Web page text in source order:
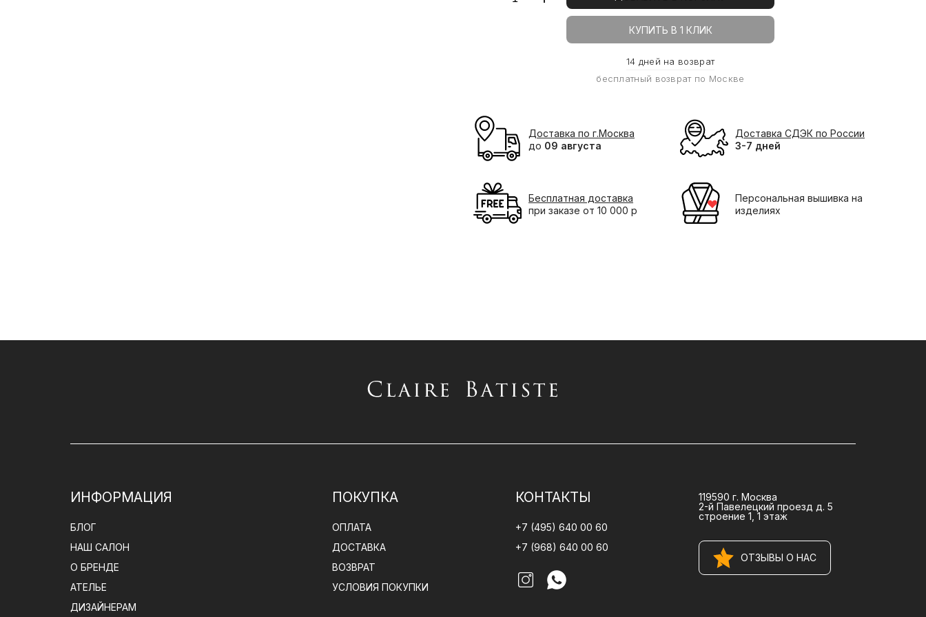
КУПИТЬ В 1 КЛИК
14 дней на возврат
бесплатный возврат по Москве
Доставка по г.Москва
до 09 августа
Доставка СДЭК по России
3-7 дней
Бесплатная доставка
при заказе от 10 000 р
Персональная вышивка на
изделиях
ИНФОРМАЦИЯ
БЛОГ
НАШ САЛОН
О БРЕНДЕ
АТЕЛЬЕ
ДИЗАЙНЕРАМ
ПОКУПКА
ОПЛАТА
ДОСТАВКА
ВОЗВРАТ
УСЛОВИЯ ПОКУПКИ
КОНТАКТЫ
+7 (495) 640 00 60
+7 (968) 640 00 60
119590 г. Москва
2-й Павелецкий проезд д. 5
строение 1, 1 этаж
ОТЗЫВЫ О НАС